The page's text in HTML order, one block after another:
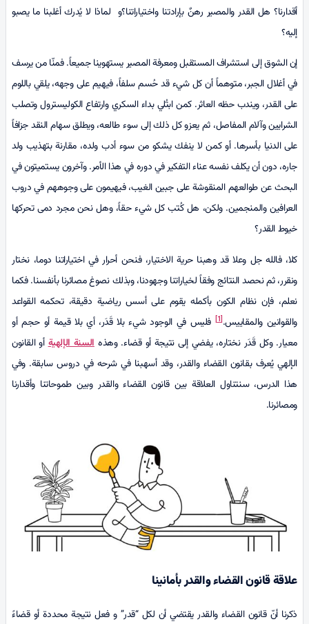
أقدارنا؟ هل القدر والمصير رهنٌ بإرادتنا واختياراتنا؟و لماذا لا يُدرك أغلبنا ما يصبو
إليه؟
إن الشوق إلى استشراف المستقبل ومعرفة المصير يستهوينا جميعاً. فمنّا من يرسف
في أغلال الجبر، متوهماً أن كل شيء قد حُسم سلفاً، فيهيم على وجهه، يلقي باللوم
على القدر، ويندب حظه العاثر. كمن ابتُلي بداء السكري وارتفاع الكوليسترول وتصلب
الشرايين وآلام المفاصل، ثم يعزو كل ذلك إلى سوء طالعه، ويطلق سهام النقد جزافاً
على الدنيا بأسرها. أو كمن لا ينفك يشكو من سوء أدب ولده، مقارنة بتهذيب ولد
جاره، دون أن يكلف نفسه عناء التفكير في دوره في هذا الأمر. وآخرون يستميتون في
البحث عن طوالعهم المنقوشة على جبين الغيب، فيهيمون على وجوههم في دروب
العرافين والمنجمين. ولكن، هل كُتب كل شيء حقاً، وهل نحن مجرد دمى تحركها
خيوط القدر؟
كلا، فالله جل وعلا قد وهبنا حرية الاختيار، فنحن أحرار في اختياراتنا دوما، نختار
ونقرر، ثم نحصد النتائج وفقاً لخياراتنا وجهودنا، وبذلك نصوغ مصائرنا بأنفسنا. فكما
نعلم، فإن نظام الكون بأكمله يقوم على أسس رياضية دقيقة، تحكمه القواعد
والقوانين والمقاييس.[1]
فليس في الوجود شيء بلا قَدَر، أي بلا قيمة أو حجم أو
معيار. وكل قَدَر نختاره، يفضي إلى نتيجة أو قضاء. وهذهالسنة الإلهيةأو القانون
الإلهي يُعرف بقانون القضاء والقدر، وقد أسهبنا في شرحه في دروس سابقة. وفي
هذا الدرس، سنتناول العلاقة بين قانون القضاء والقدر وبين طموحاتنا وأقدارنا
ومصائرنا.
علاقة قانون القضاء والقدر بأمانينا
ذكرنا أنّ قانون القضاء والقدر يقتضي أن لكل “قدر” و فعل نتيجة محددة أو قضاءً